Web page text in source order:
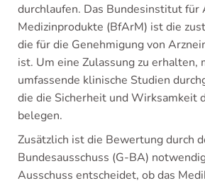
durchlaufen. Das Bundesinstitut
Medizinprodukte (BfArM) ist die
die für die Genehmigung von
ist. Um eine Zulassung zu erhalten,
umfassende klinische Studien
die die Sicherheit und Wirksamkeit
belegen.
Zusätzlich ist die Bewertung durch
Bundesausschuss (G-BA)
Ausschuss entscheidet, ob das